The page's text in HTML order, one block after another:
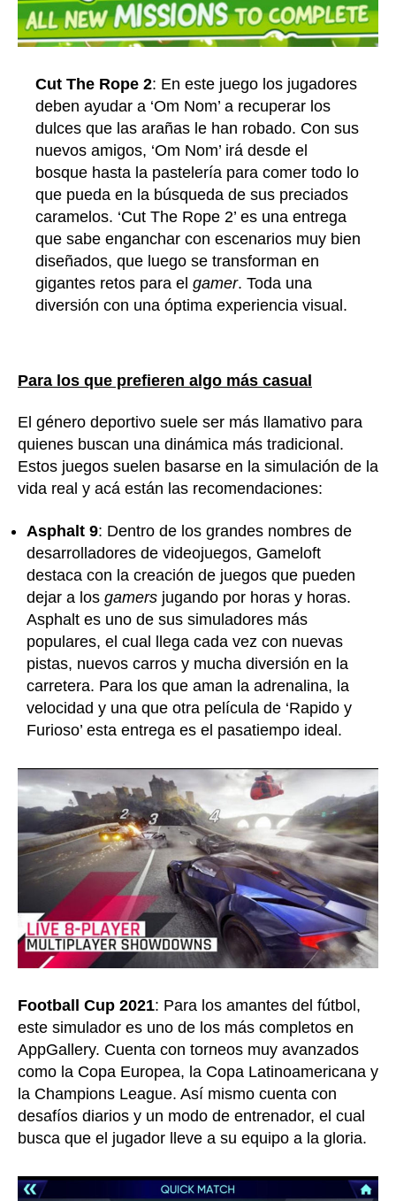
Cut The Rope 2: En este juego los jugadores
deben ayudar a ‘Om Nom’ a recuperar los
dulces que las arañas le han robado. Con sus
nuevos amigos, ‘Om Nom’ irá desde el
bosque hasta la pastelería para comer todo lo
que pueda en la búsqueda de sus preciados
caramelos. ‘Cut The Rope 2’ es una entrega
que sabe enganchar con escenarios muy bien
diseñados, que luego se transforman en
gigantes retos para el gamer. Toda una
diversión con una óptima experiencia visual.
Para los que prefieren algo más casual
El género deportivo suele ser más llamativo para
quienes buscan una dinámica más tradicional.
Estos juegos suelen basarse en la simulación de la
vida real y acá están las recomendaciones:
Asphalt 9: Dentro de los grandes nombres de
desarrolladores de videojuegos, Gameloft
destaca con la creación de juegos que pueden
dejar a los gamers jugando por horas y horas.
Asphalt es uno de sus simuladores más
populares, el cual llega cada vez con nuevas
pistas, nuevos carros y mucha diversión en la
carretera. Para los que aman la adrenalina, la
velocidad y una que otra película de ‘Rapido y
Furioso’ esta entrega es el pasatiempo ideal.
Football Cup 2021: Para los amantes del fútbol,
este simulador es uno de los más completos en
AppGallery. Cuenta con torneos muy avanzados
como la Copa Europea, la Copa Latinoamericana y
la Champions League. Así mismo cuenta con
desafíos diarios y un modo de entrenador, el cual
busca que el jugador lleve a su equipo a la gloria.